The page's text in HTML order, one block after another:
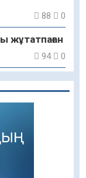
88 0
жұтатпаған
94 0
айғағы